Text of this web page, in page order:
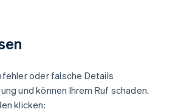
oder falsche Details
und können Ihrem Ruf schaden.
klicken: